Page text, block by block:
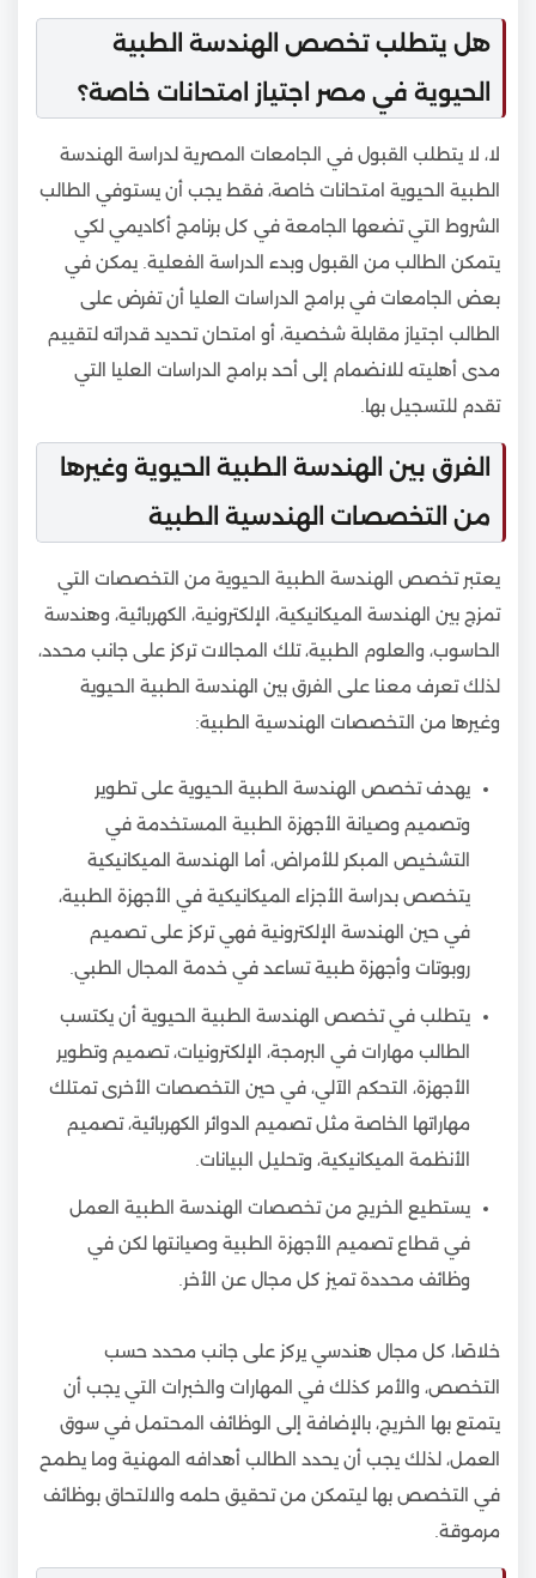
هل يتطلب تخصص الهندسة الطبية
الحيوية في مصر اجتياز امتحانات خاصة؟
لا، لا يتطلب القبول في الجامعات المصرية لدراسة الهندسة
الطبية الحيوية امتحانات خاصة، فقط يجب أن يستوفي الطالب
الشروط التي تضعها الجامعة في كل برنامج أكاديمي لكي
يتمكن الطالب من القبول وبدء الدراسة الفعلية. يمكن في
بعض الجامعات في برامج الدراسات العليا أن تفرض على
الطالب اجتياز مقابلة شخصية، أو امتحان تحديد قدراته لتقييم
مدى أهليته للانضمام إلى أحد برامج الدراسات العليا التي
تقدم للتسجيل بها.
الفرق بين الهندسة الطبية الحيوية وغيرها
من التخصصات الهندسية الطبية
يعتبر تخصص الهندسة الطبية الحيوية من التخصصات التي
تمزج بين الهندسة الميكانيكية، الإلكترونية، الكهربائية، وهندسة
الحاسوب، والعلوم الطبية، تلك المجالات تركز على جانب محدد،
لذلك تعرف معنا على الفرق بين الهندسة الطبية الحيوية
وغيرها من التخصصات الهندسية الطبية:
يهدف تخصص الهندسة الطبية الحيوية على تطوير
وتصميم وصيانة الأجهزة الطبية المستخدمة في
التشخيص المبكر للأمراض، أما الهندسة الميكانيكية
يتخصص بدراسة الأجزاء الميكانيكية في الأجهزة الطبية،
في حين الهندسة الإلكترونية فهي تركز على تصميم
روبوتات وأجهزة طبية تساعد في خدمة المجال الطبي.
يتطلب في تخصص الهندسة الطبية الحيوية أن يكتسب
الطالب مهارات في البرمجة، الإلكترونيات، تصميم وتطوير
الأجهزة، التحكم الآلي، في حين التخصصات الأخرى تمتلك
مهاراتها الخاصة مثل تصميم الدوائر الكهربائية، تصميم
الأنظمة الميكانيكية، وتحليل البيانات.
يستطيع الخريج من تخصصات الهندسة الطبية العمل
في قطاع تصميم الأجهزة الطبية وصيانتها لكن في
وظائف محددة تميز كل مجال عن الأخر.
خلاصًا، كل مجال هندسي يركز على جانب محدد حسب
التخصص، والأمر كذلك في المهارات والخبرات التي يجب أن
يتمتع بها الخريج، بالإضافة إلى الوظائف المحتمل في سوق
العمل، لذلك يجب أن يحدد الطالب أهدافه المهنية وما يطمح
في التخصص بها ليتمكن من تحقيق حلمه والالتحاق بوظائف
مرموقة.